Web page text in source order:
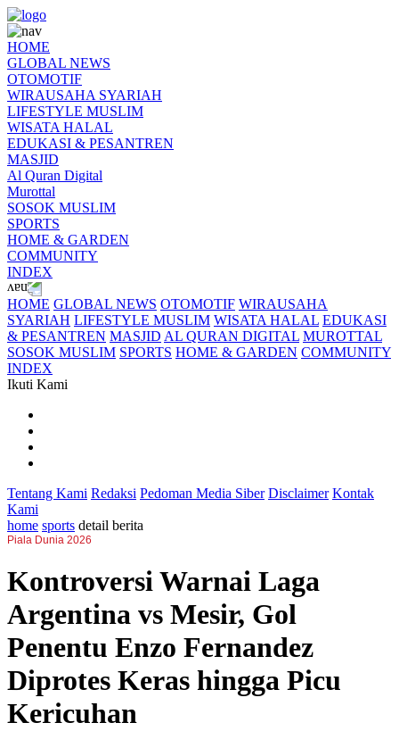
HOME
GLOBAL NEWS
OTOMOTIF
WIRAUSAHA SYARIAH
LIFESTYLE MUSLIM
WISATA HALAL
EDUKASI & PESANTREN
MASJID
Al Quran Digital
Murottal
SOSOK MUSLIM
SPORTS
HOME & GARDEN
COMMUNITY
INDEX
HOME GLOBAL NEWS OTOMOTIF WIRAUSAHA
SYARIAH LIFESTYLE MUSLIM WISATA HALAL EDUKASI
& PESANTREN MASJID AL QURAN DIGITAL MUROTTAL
SOSOK MUSLIM SPORTS HOME & GARDEN COMMUNITY
INDEX
Ikuti Kami
Tentang Kami Redaksi Pedoman Media Siber Disclaimer Kontak
Kami
home sports detail berita
Piala Dunia 2026
Kontroversi Warnai Laga
Argentina vs Mesir, Gol
Penentu Enzo Fernandez
Diprotes Keras hingga Picu
Kericuhan